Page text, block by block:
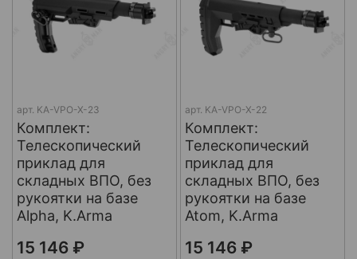
арт. KA-VPO-X-23
Комплект:
Телескопический
приклад для
складных ВПО, без
рукоятки на базе
Alpha, K.Arma
15 146 ₽
арт. KA-VPO-X-22
Комплект:
Телескопический
приклад для
складных ВПО, без
рукоятки на базе
Atom, K.Arma
15 146 ₽